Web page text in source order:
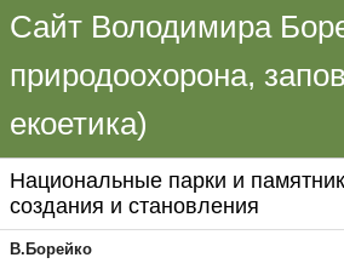
Сайт Володимира
природоохорона,
екоетика)
На­ци­о­наль­ные пар­ки и
соз­да­ния и ста­нов­ле­ния
В.Борейко